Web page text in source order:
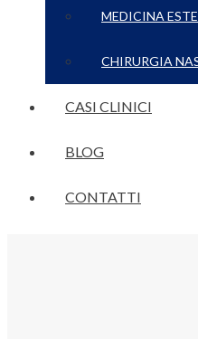
MEDICINA
CHIRURGIA
CASI CLINICI
BLOG
CONTATTI